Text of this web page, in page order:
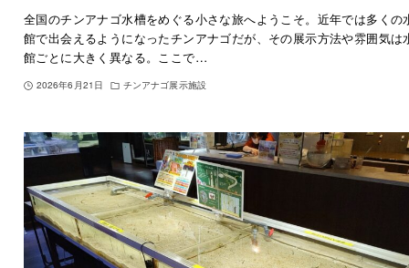
全国のチンアナゴ水槽をめぐる小さな旅へようこそ。近年では多くの
館で出会えるようになったチンアナゴだが、その展示方法や雰囲気は
館ごとに大きく異なる。ここで…
2026年6月21日 チンアナゴ展示施設